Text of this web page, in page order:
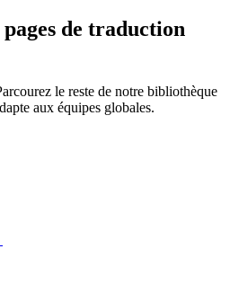
de traduction
le reste de notre bibliothèque
aux équipes globales.